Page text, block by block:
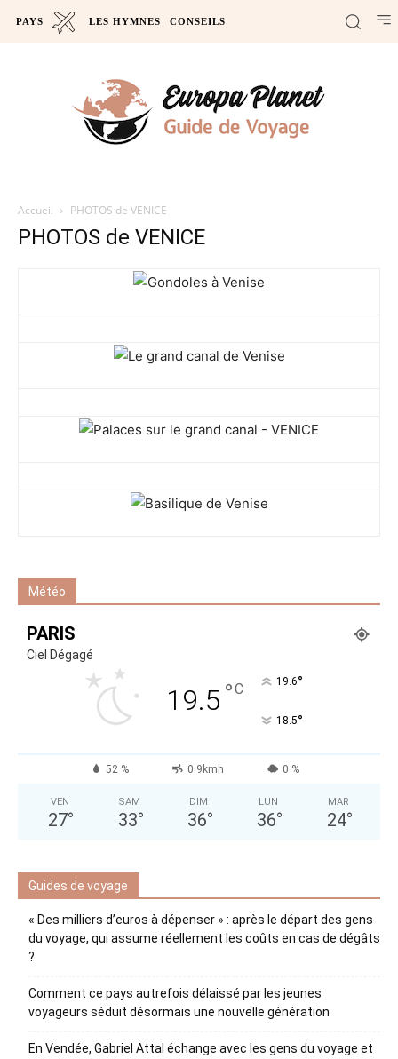
PAYS LES HYMNES CONSEILS
Accueil PHOTOS de VENICE
PHOTOS de VENICE
Météo
PARIS
Ciel Dégagé
19.5 °C 19.6°
18.5°
52 % 0.9kmh 0 %
VEN
27°
SAM
33°
DIM
36°
LUN
36°
MAR
24°
Guides de voyage
« Des milliers d’euros à dépenser » : après le départ des gens
du voyage, qui assume réellement les coûts en cas de dégâts
?
Comment ce pays autrefois délaissé par les jeunes
voyageurs séduit désormais une nouvelle génération
En Vendée, Gabriel Attal échange avec les gens du voyage et